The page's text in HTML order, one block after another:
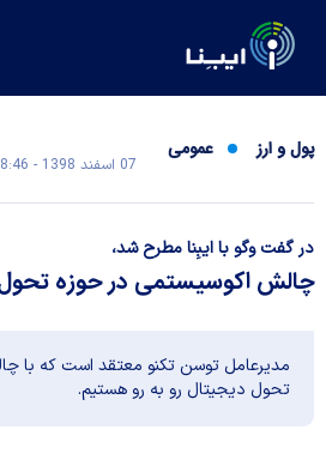
پول و ارز عمومی
07 اسفند 1398 - 08:46
در گفت وگو با ایبِنا مطرح شد،
چالش اکوسیستمی در حوزه
مدیرعامل توسن تکنو معتقد است که با
تحول دیجیتال رو به رو هستیم.